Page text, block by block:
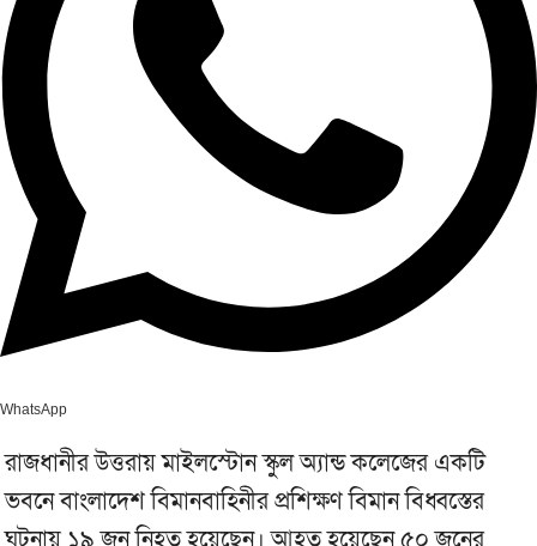
WhatsApp
রাজধানীর উত্তরায় মাইলস্টোন স্কুল অ্যান্ড কলেজের একটি
ভবনে বাংলাদেশ বিমানবাহিনীর প্রশিক্ষণ বিমান বিধ্বস্তের